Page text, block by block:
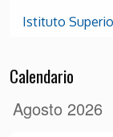
Istituto
Calendario